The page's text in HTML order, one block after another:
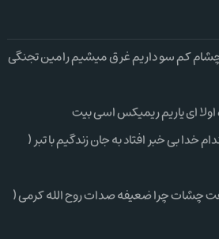
چشام کم سو داریم غرق میشیم رامین تجنگی
اولا ای یاریم ریمیکس اسی بیت
خدا بی خبر افتاد به جان زندگیم با تبر (
چشات چرا ضعیفه صدات روح الله کرمی (